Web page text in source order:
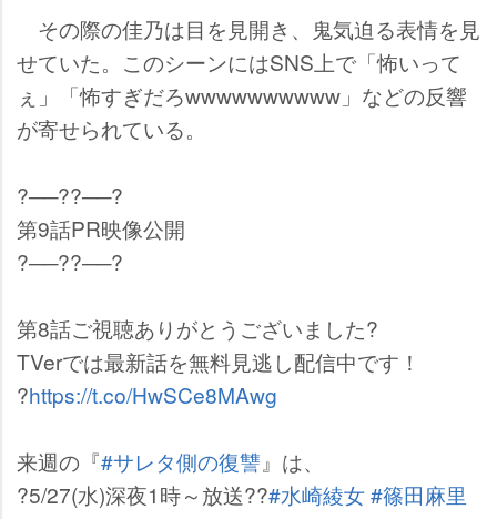
その際の佳乃は目を見開き、鬼気迫る表情を見
せていた。このシーンにはSNS上で「怖いって
ぇ」「怖すぎだろwwwwwwwwww」などの反響
が寄せられている。
?──??──?
第9話PR映像公開
?──??──?
第8話ご視聴ありがとうございました?
TVerでは最新話を無料見逃し配信中です！
?https://t.co/HwSCe8MAwg
来週の『#サレタ側の復讐』は、
?5/27(水)深夜1時～放送??#水崎綾女#篠田麻里